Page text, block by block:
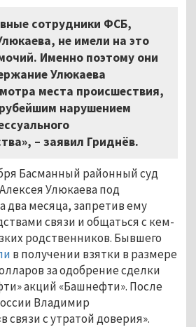
сотрудники ФСБ,
не имели на это
Именно поэтому они
Улюкаева
места происшествия,
нарушением
– заявил Гриднёв.
Басманный районный суд
Алексея Улюкаева под
два месяца, запретив ему
связи и общаться с кем-
родственников. Бывшего
в получении взятки в размере
за одобрение сделки
акций «Башнефти». После
Владимир
связи с утратой доверия».